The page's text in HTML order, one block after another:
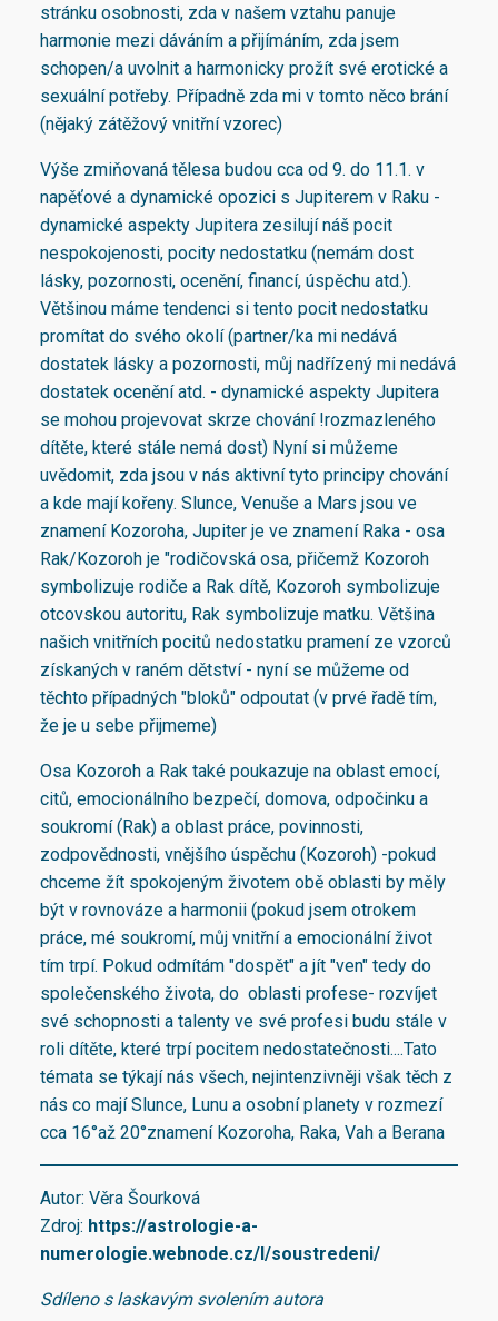
stránku osobnosti, zda v našem vztahu panuje
harmonie mezi dáváním a přijímáním, zda jsem
schopen/a uvolnit a harmonicky prožít své erotické a
sexuální potřeby. Případně zda mi v tomto něco brání
(nějaký zátěžový vnitřní vzorec)
Výše zmiňovaná tělesa budou cca od 9. do 11.1. v
napěťové a dynamické opozici s Jupiterem v Raku -
dynamické aspekty Jupitera zesilují náš pocit
nespokojenosti, pocity nedostatku (nemám dost
lásky, pozornosti, ocenění, financí, úspěchu atd.).
Většinou máme tendenci si tento pocit nedostatku
promítat do svého okolí (partner/ka mi nedává
dostatek lásky a pozornosti, můj nadřízený mi nedává
dostatek ocenění atd. - dynamické aspekty Jupitera
se mohou projevovat skrze chování !rozmazleného
dítěte, které stále nemá dost) Nyní si můžeme
uvědomit, zda jsou v nás aktivní tyto principy chování
a kde mají kořeny. Slunce, Venuše a Mars jsou ve
znamení Kozoroha, Jupiter je ve znamení Raka - osa
Rak/Kozoroh je "rodičovská osa, přičemž Kozoroh
symbolizuje rodiče a Rak dítě, Kozoroh symbolizuje
otcovskou autoritu, Rak symbolizuje matku. Většina
našich vnitřních pocitů nedostatku pramení ze vzorců
získaných v raném dětství - nyní se můžeme od
těchto případných "bloků" odpoutat (v prvé řadě tím,
že je u sebe přijmeme)
Osa Kozoroh a Rak také poukazuje na oblast emocí,
citů, emocionálního bezpečí, domova, odpočinku a
soukromí (Rak) a oblast práce, povinnosti,
zodpovědnosti, vnějšího úspěchu (Kozoroh) -pokud
chceme žít spokojeným životem obě oblasti by měly
být v rovnováze a harmonii (pokud jsem otrokem
práce, mé soukromí, můj vnitřní a emocionální život
tím trpí. Pokud odmítám "dospět" a jít "ven" tedy do
společenského života, do oblasti profese- rozvíjet
své schopnosti a talenty ve své profesi budu stále v
roli dítěte, které trpí pocitem nedostatečnosti....Tato
témata se týkají nás všech, nejintenzivněji však těch z
nás co mají Slunce, Lunu a osobní planety v rozmezí
cca 16°až 20°znamení Kozoroha, Raka, Vah a Berana
Autor: Věra Šourková
Zdroj: https://astrologie-a-
numerologie.webnode.cz/l/soustredeni/
Sdíleno s laskavým svolením autora